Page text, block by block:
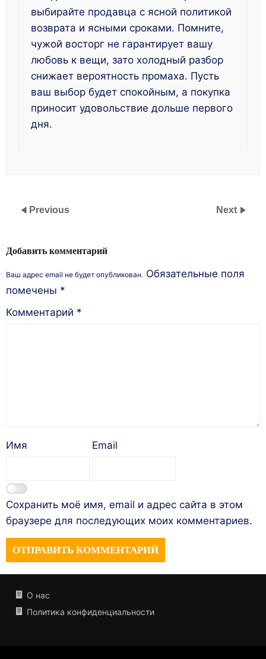
выбирайте продавца с ясной политикой
возврата и ясными сроками. Помните,
чужой восторг не гарантирует вашу
любовь к вещи, зато холодный разбор
снижает вероятность промаха. Пусть
ваш выбор будет спокойным, а покупка
приносит удовольствие дольше первого
дня.
Previous Next
Добавить комментарий
Ваш адрес email не будет опубликован. Обязательные поля
помечены *
Комментарий *
Имя Email
Сохранить моё имя, email и адрес сайта в этом
браузере для последующих моих комментариев.
О нас
Политика конфиденциальности